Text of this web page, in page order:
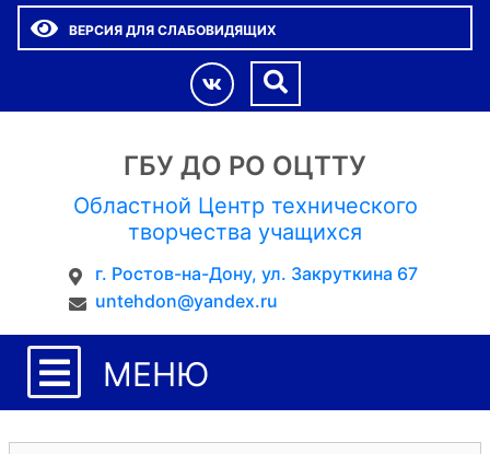
ВЕРСИЯ ДЛЯ СЛАБОВИДЯЩИХ
ГБУ ДО РО ОЦТТУ
Областной Центр технического
творчества учащихся
г. Ростов-на-Дону, ул. Закруткина 67
untehdon@yandex.ru
МЕНЮ